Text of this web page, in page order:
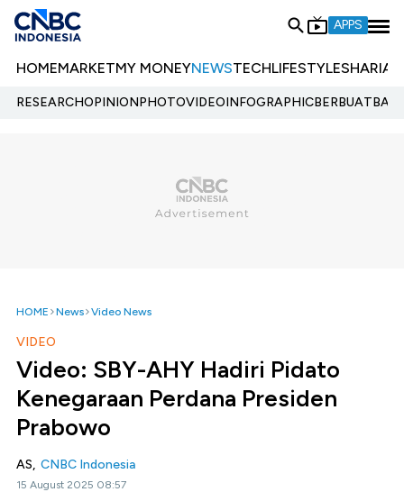
APPS
HOMEMARKETMY MONEYNEWSTECHLIFESTYLESHARIA
RESEARCHOPINIONPHOTOVIDEOINFOGRAPHIC
HOME News Video News
VIDEO
Video: SBY-AHY Hadiri Pidato
Kenegaraan Perdana Presiden
Prabowo
AS, CNBC Indonesia
15 August 2025 08:57